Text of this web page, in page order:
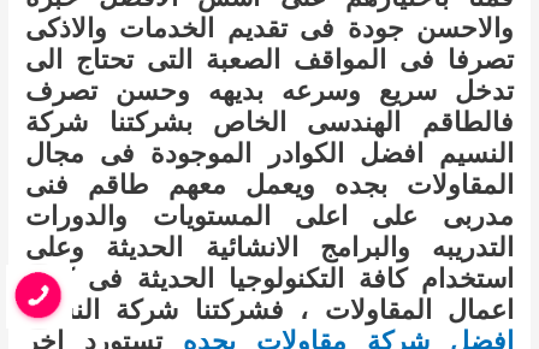
والاحسن جودة فى تقديم الخدمات والاذكى
تصرفا فى المواقف الصعبة التى تحتاج الى
تدخل سريع وسرعه بديهه وحسن تصرف
فالطاقم الهندسى الخاص بشركتنا شركة
النسيم افضل الكوادر الموجودة فى مجال
المقاولات بجده ويعمل معهم طاقم فنى
مدربى على اعلى المستويات والدورات
التدريبه والبرامج الانشائية الحديثة وعلى
استخدام كافة التكنولوجيا الحديثة فى كافة
اعمال المقاولات ، فشركتنا شركة النسيم
افضل شركة مقاولات بجده تستورد اخر